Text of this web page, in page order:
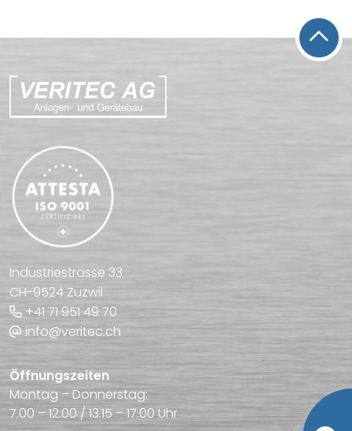
Industriestrasse 33
CH-9524 Zuzwil
+41 71 951 49 70
info@veritec.ch
Öffnungszeiten
Montag – Donnerstag:
7.00 – 12.00 / 13.15 – 17.00 Uhr